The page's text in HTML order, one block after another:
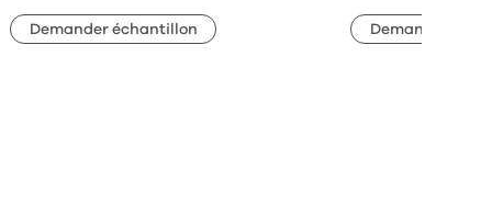
Demander échantillon Demander